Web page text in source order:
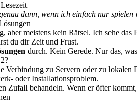
dann, wenn ich einfach nur
aber meistens kein Rätsel. Ich sehe
du dir Zeit und Frust.
durch. Kein Gerede. Nur das,
Verbindung zu Servern oder zu
oder Installationsproblem.
Zufall behandeln. Wenn er öfter